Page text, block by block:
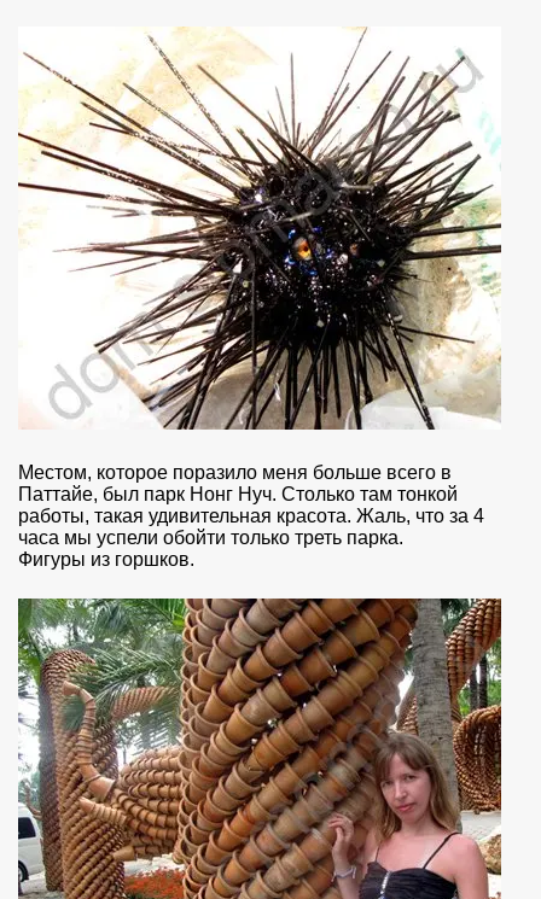
Местом, которое поразило меня больше всего в
Паттайе, был парк Нонг Нуч. Столько там тонкой
работы, такая удивительная красота. Жаль, что за 4
часа мы успели обойти только треть парка.
Фигуры из горшков.